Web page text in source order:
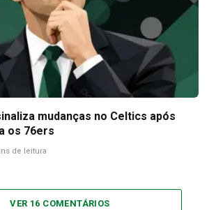
mudanças no Celtics após
os 76ers
de leitura
VER 16 COMENTÁRIOS